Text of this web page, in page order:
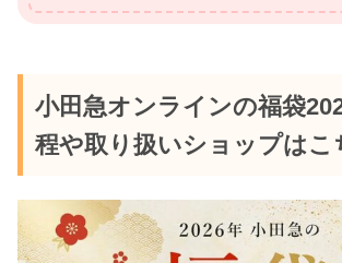
小田急オンラインの福袋
程や取り扱いショップはこ